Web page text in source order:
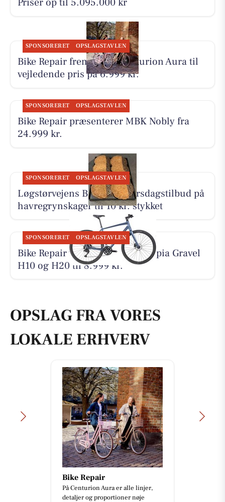
SPONSORERET OPSLAGSTAVLEN
Bike Repair fremhæver Centurion Aura til
vejledende pris på 6.999 kr.
SPONSORERET OPSLAGSTAVLEN
Bike Repair præsenterer MBK Nobly fra
24.999 kr.
SPONSORERET OPSLAGSTAVLEN
Løgstørvejens Bageri har tirsdagstilbud på
havregrynskager til 10 kr. stykket
SPONSORERET OPSLAGSTAVLEN
Bike Repair viser den nye Principia Gravel
H10 og H20 til 8.999 kr.
OPSLAG FRA VORES
LOKALE ERHVERV
Bike Repair
På Centurion Aura er alle linjer,
detaljer og proportioner nøje